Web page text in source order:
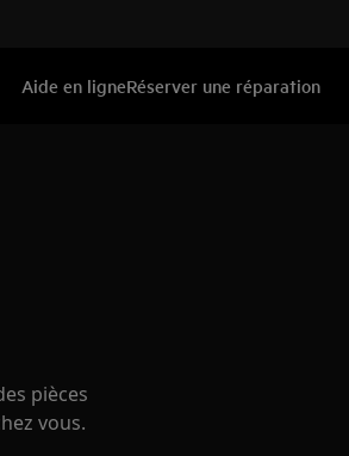
Aide en ligneRéserver une réparation
pièces
vous.